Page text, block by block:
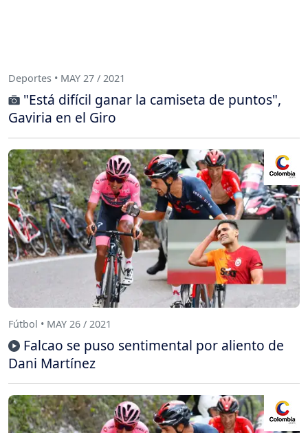
Deportes • MAY 27 / 2021
"Está difícil ganar la camiseta de puntos",
Gaviria en el Giro
Fútbol • MAY 26 / 2021
Falcao se puso sentimental por aliento de
Dani Martínez